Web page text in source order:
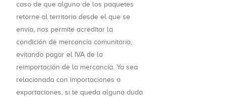
caso de que alguno de los paquetes
retorne al territorio desde el que se
envía, nos permite acreditar la
condición de mercancía comunitaria,
evitando pagar el IVA de la
reimportación de la mercancía. Ya sea
relacionada con importaciones o
exportaciones, si te queda alguna duda